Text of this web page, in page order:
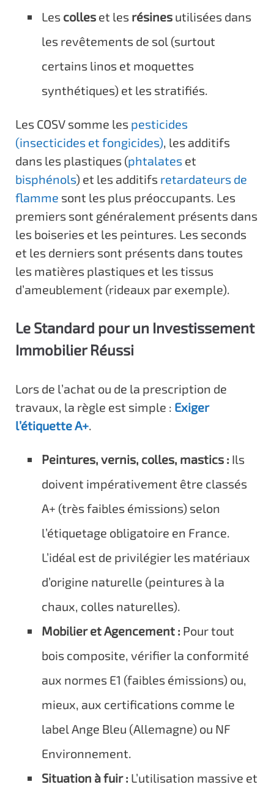
Les colles et les résines utilisées dans
les revêtements de sol (surtout
certains linos et moquettes
synthétiques) et les stratifiés.
Les COSV somme les pesticides
(insecticides et fongicides), les additifs
dans les plastiques (phtalates et
bisphénols) et les additifs retardateurs de
flamme sont les plus préoccupants. Les
premiers sont généralement présents dans
les boiseries et les peintures. Les seconds
et les derniers sont présents dans toutes
les matières plastiques et les tissus
d’ameublement (rideaux par exemple).
Le Standard pour un Investissement
Immobilier Réussi
Lors de l’achat ou de la prescription de
travaux, la règle est simple : Exiger
l’étiquette A+.
Peintures, vernis, colles, mastics : Ils
doivent impérativement être classés
A+ (très faibles émissions) selon
l’étiquetage obligatoire en France.
L’idéal est de privilégier les matériaux
d’origine naturelle (peintures à la
chaux, colles naturelles).
Mobilier et Agencement : Pour tout
bois composite, vérifier la conformité
aux normes E1 (faibles émissions) ou,
mieux, aux certifications comme le
label Ange Bleu (Allemagne) ou NF
Environnement.
Situation à fuir : L’utilisation massive et